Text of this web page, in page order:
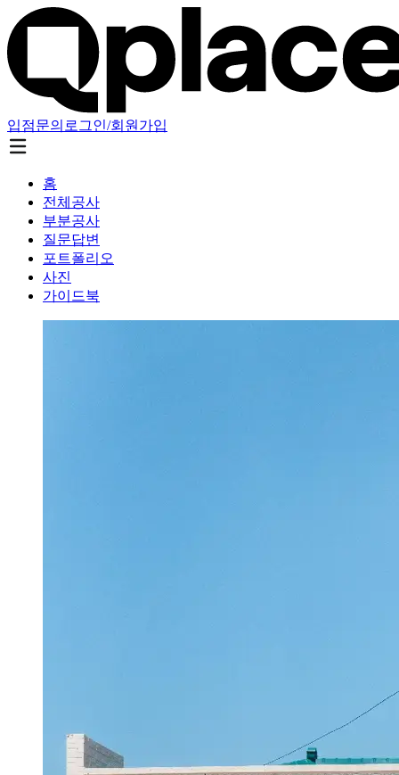
입점문의 로그인/회원가입
홈
전체공사
부분공사
질문답변
포트폴리오
사진
가이드북